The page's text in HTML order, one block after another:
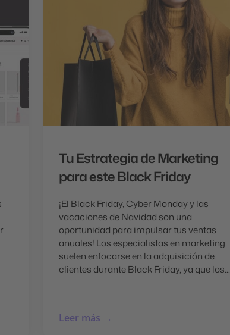
Tu Estrategia de Marketing
para este Black Friday
¡El Black Friday, Cyber Monday y las
vacaciones de Navidad son una
oportunidad para impulsar tus ventas
anuales! Los especialistas en marketing
suelen enfocarse en la adquisición de
clientes durante Black Friday, ya que los...
Leer más →